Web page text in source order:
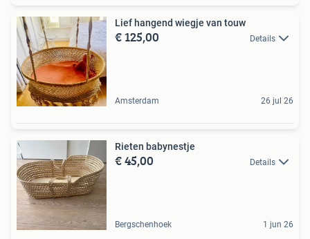
Lief hangend wiegje van touw
€ 125,00 Details
Amsterdam 26 jul 26
Rieten babynestje
€ 45,00 Details
Bergschenhoek 1 jun 26